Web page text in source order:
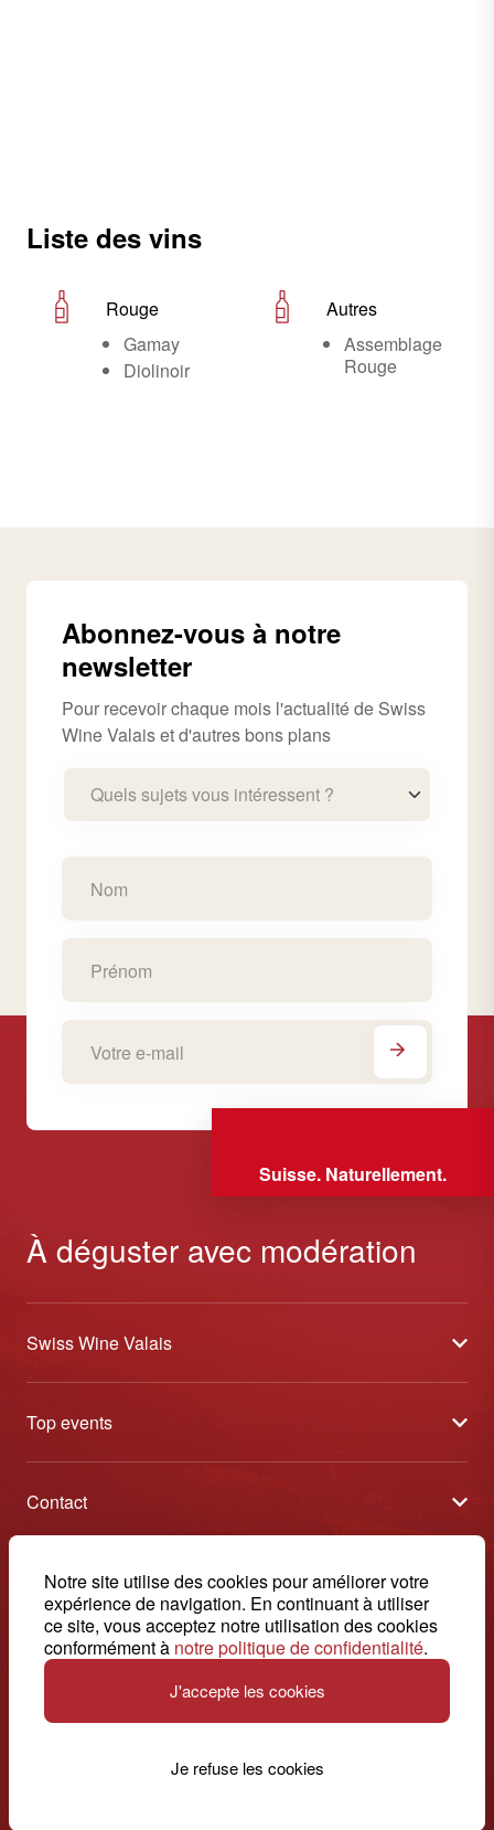
Liste des vins
Rouge
Gamay
Diolinoir
Autres
Assemblage
Rouge
Notre site utilise des cookies pour améliorer votre
expérience de navigation. En continuant à utiliser
ce site, vous acceptez notre utilisation des cookies
conformément à notre politique de confidentialité.
J'accepte les cookies
Je refuse les cookies
Abonnez-vous à notre
newsletter
Pour recevoir chaque mois l'actualité de Swiss
Wine Valais et d'autres bons plans
Quels sujets vous intéressent ?
Suisse. Naturellement.
À déguster avec modération
Swiss Wine Valais
À propos
Blog
Top events
Caves Ouvertes
Tavolata
Etoiles du Valais
Contact
Swiss Wine Valais - Avenue de la Gare 2 - CP 144 - 1964
+41 27 345 40 80
info@swisswinevalais.ch
Impressum
français